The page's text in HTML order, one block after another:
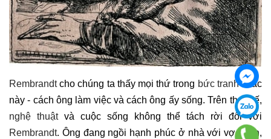
Rembrandtcho chúng ta thấy mọi thứ trong bức tranhkhắc
này - cách ông làm việc và cách ông ấy sống. Trên thực tế,
nghệ thuậtvà cuộc sống không thể tách rời đối với
Rembrandt. Ông đang ngồi hạnh phúc ở nhà với vợ mình,